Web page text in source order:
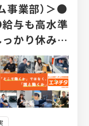
」への進化をビジ
ドを活用し、地域
の移転準備も進行
事業部）＞●
与も高水準
かり休みも
ランス大切